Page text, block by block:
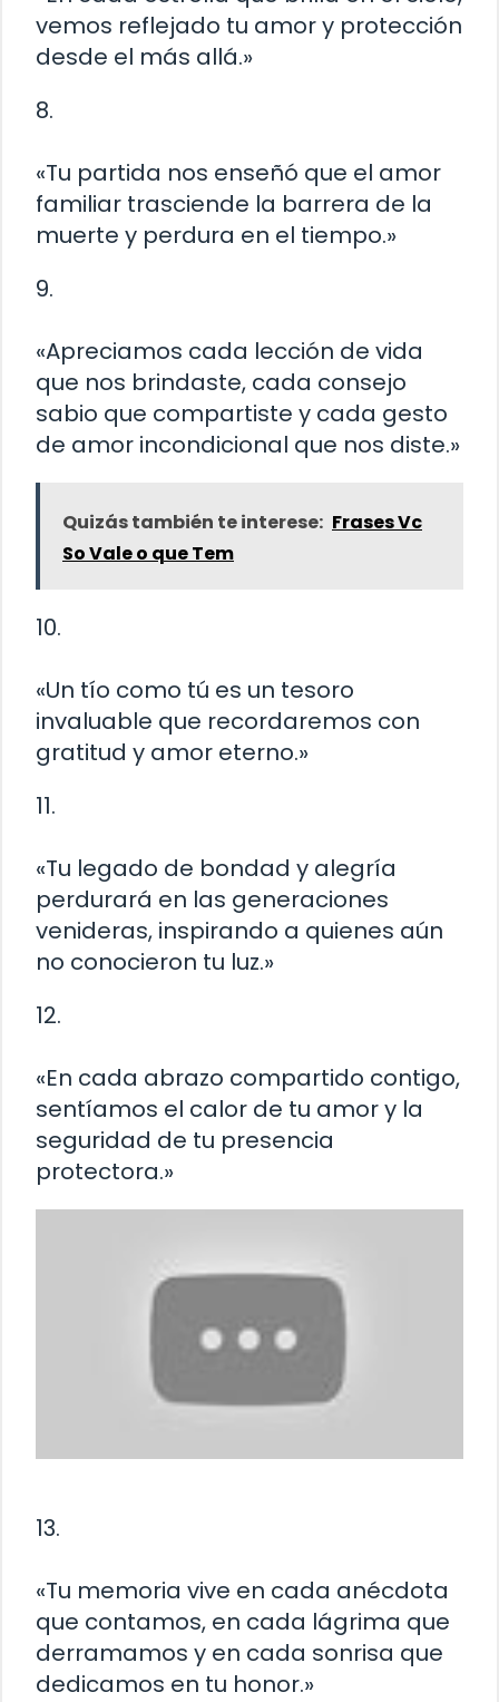
vemos reflejado tu amor y protección
desde el más allá.»
8.
«Tu partida nos enseñó que el amor
familiar trasciende la barrera de la
muerte y perdura en el tiempo.»
9.
«Apreciamos cada lección de vida
que nos brindaste, cada consejo
sabio que compartiste y cada gesto
de amor incondicional que nos diste.»
Quizás también te interese: Frases Vc
So Vale o que Tem
10.
«Un tío como tú es un tesoro
invaluable que recordaremos con
gratitud y amor eterno.»
11.
«Tu legado de bondad y alegría
perdurará en las generaciones
venideras, inspirando a quienes aún
no conocieron tu luz.»
12.
«En cada abrazo compartido contigo,
sentíamos el calor de tu amor y la
seguridad de tu presencia
protectora.»
13.
«Tu memoria vive en cada anécdota
que contamos, en cada lágrima que
derramamos y en cada sonrisa que
dedicamos en tu honor.»